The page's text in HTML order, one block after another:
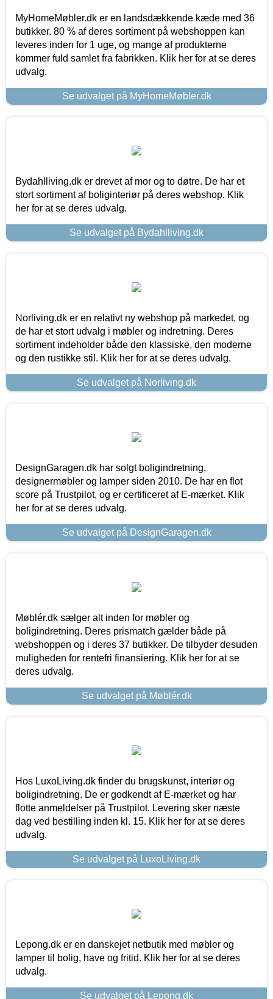
MyHomeMøbler.dk er en landsdækkende kæde med 36
butikker. 80 % af deres sortiment på webshoppen kan
leveres inden for 1 uge, og mange af produkterne
kommer fuld samlet fra fabrikken. Klik her for at se deres
udvalg.
Se udvalget på MyHomeMøbler.dk
Bydahlliving.dk er drevet af mor og to døtre. De har et
stort sortiment af boliginteriør på deres webshop. Klik
her for at se deres udvalg.
Se udvalget på Bydahlliving.dk
Norliving.dk er en relativt ny webshop på markedet, og
de har et stort udvalg i møbler og indretning. Deres
sortiment indeholder både den klassiske, den moderne
og den rustikke stil. Klik her for at se deres udvalg.
Se udvalget på Norliving.dk
DesignGaragen.dk har solgt boligindretning,
designermøbler og lamper siden 2010. De har en flot
score på Trustpilot, og er certificeret af E-mærket. Klik
her for at se deres udvalg.
Se udvalget på DesignGaragen.dk
Møblér.dk sælger alt inden for møbler og
boligindretning. Deres prismatch gælder både på
webshoppen og i deres 37 butikker. De tilbyder desuden
muligheden for rentefri finansiering. Klik her for at se
deres udvalg.
Se udvalget på Møblér.dk
Hos LuxoLiving.dk finder du brugskunst, interiør og
boligindretning. De er godkendt af E-mærket og har
flotte anmeldelser på Trustpilot. Levering sker næste
dag ved bestilling inden kl. 15. Klik her for at se deres
udvalg.
Se udvalget på LuxoLiving.dk
Lepong.dk er en danskejet netbutik med møbler og
lamper til bolig, have og fritid. Klik her for at se deres
udvalg.
Se udvalget på Lepong.dk